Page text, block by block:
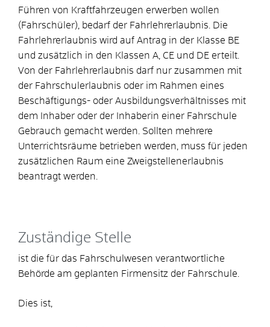
Führen von Kraftfahrzeugen erwerben wollen
(Fahrschüler), bedarf der Fahrlehrerlaubnis. Die
Fahrlehrerlaubnis wird auf Antrag in der Klasse BE
und zusätzlich in den Klassen A, CE und DE erteilt.
Von der Fahrlehrerlaubnis darf nur zusammen mit
der Fahrschulerlaubnis oder im Rahmen eines
Beschäftigungs- oder Ausbildungsverhältnisses mit
dem Inhaber oder der Inhaberin einer Fahrschule
Gebrauch gemacht werden. Sollten mehrere
Unterrichtsräume betrieben werden, muss für jeden
zusätzlichen Raum eine Zweigstellenerlaubnis
beantragt werden.
Zuständige Stelle
ist die für das Fahrschulwesen verantwortliche
Behörde am geplanten Firmensitz der Fahrschule.
Dies ist,